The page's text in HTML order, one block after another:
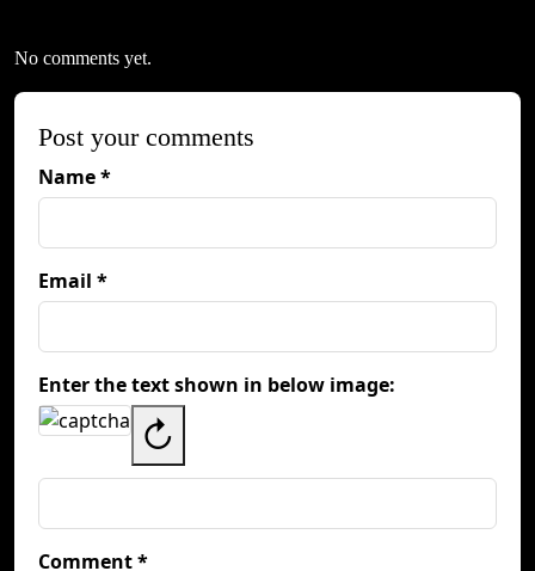
No comments yet.
Post your comments
Name *
Email *
Enter the text shown in below image:
↻
Comment *